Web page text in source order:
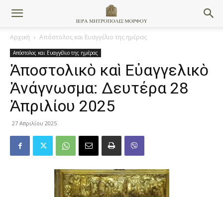
Αρχική Απόστολος και Ευαγγέλιο της ημέρας
Απόστολος και Ευαγγέλιο της ημέρας
Ἀποστολικὸ καὶ Εὐαγγελικὸ
Ἀνάγνωσμα: Δευτέρα 28
Ἀπριλίου 2025
27 Απριλίου 2025